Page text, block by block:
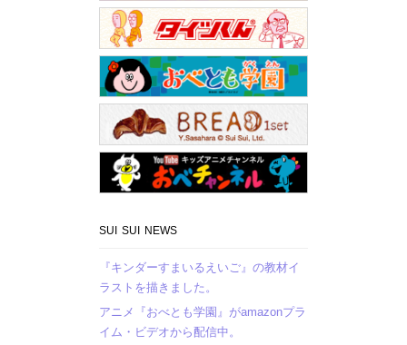
SUI SUI NEWS
『キンダーすまいるえいご』の教材イ
ラストを描きました。
アニメ『おべとも学園』がamazonプラ
イム・ビデオから配信中。